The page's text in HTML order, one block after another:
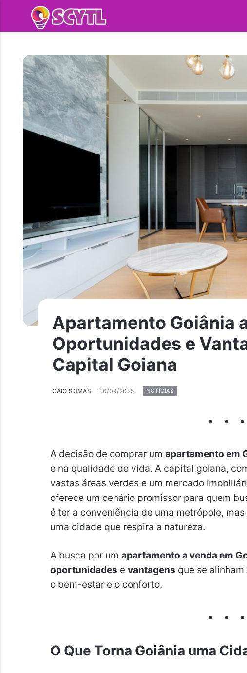
Apartamento Goiânia
Oportunidades e
Capital Goiana
CAIO SOMAS 16/09/2025 NOTÍCIAS
A decisão de comprar um apartamento em
e na qualidade de vida. A capital goiana,
vastas áreas verdes e um mercado
oferece um cenário promissor para quem
é ter a conveniência de uma metrópole,
uma cidade que respira a natureza.
A busca por um apartamento a venda em
oportunidades e vantagens que se
o bem-estar e o conforto.
O Que Torna Goiânia uma